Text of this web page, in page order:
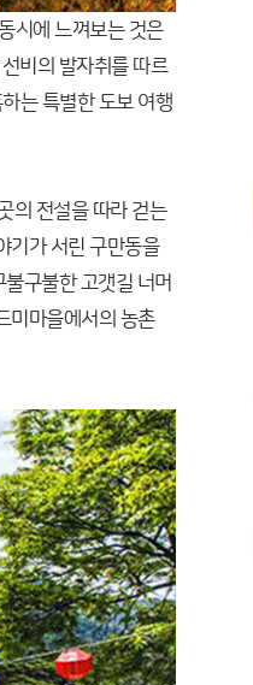
시에 느껴보는 것은
비의 발자취를 따르
는 특별한 도보 여행
의 전설을 따라 걷는
기가 서린 구만동을
구불한 고갯길 너머
미마을에서의 농촌